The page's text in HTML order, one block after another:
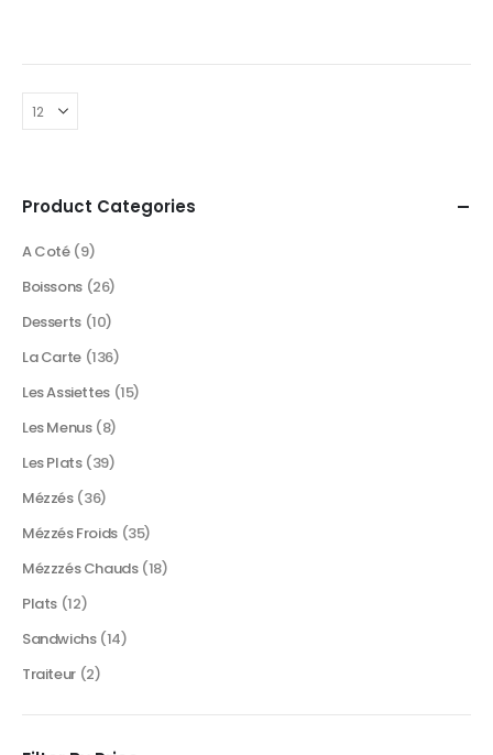
Product Categories
A Coté (9)
Boissons (26)
Desserts (10)
La Carte (136)
Les Assiettes (15)
Les Menus (8)
Les Plats (39)
Mézzés (36)
Mézzés Froids (35)
Mézzzés Chauds (18)
Plats (12)
Sandwichs (14)
Traiteur (2)